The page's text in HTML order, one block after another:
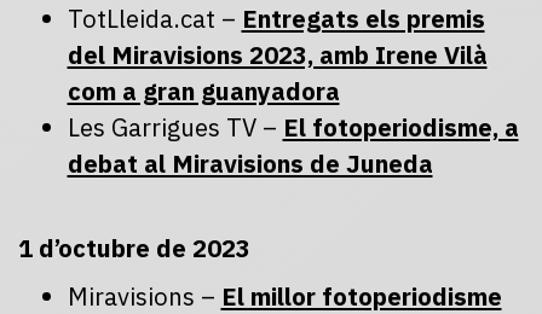
TotLleida.cat – Entregats els premis
del Miravisions 2023, amb Irene Vilà
com a gran guanyadora
Les Garrigues TV – El fotoperiodisme, a
debat al Miravisions de Juneda
1 d’octubre de 2023
Miravisions – El millor fotoperiodisme